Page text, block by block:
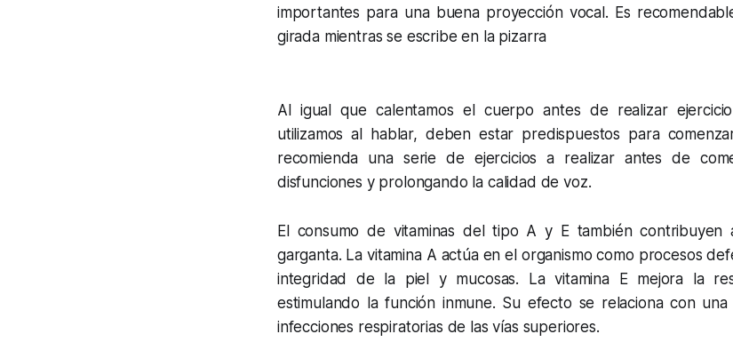
importantes para una buena proyección vocal. Es
girada mientras se escribe en la pizarra
Al igual que calentamos el cuerpo antes de realizar
utilizamos al hablar, deben estar predispuestos para
recomienda una serie de ejercicios a realizar antes de
disfunciones y prolongando la calidad de voz.
El consumo de vitaminas del tipo A y E también
garganta. La vitamina A actúa en el organismo como procesos
integridad de la piel y mucosas. La vitamina E mejora la
estimulando la función inmune. Su efecto se relaciona con una
infecciones respiratorias de las vías superiores.